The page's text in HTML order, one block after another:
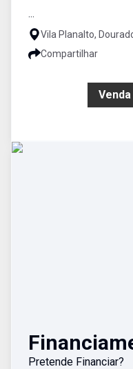
Vila Planalto,
Compartilhar
Venda
Pretende Financiar?